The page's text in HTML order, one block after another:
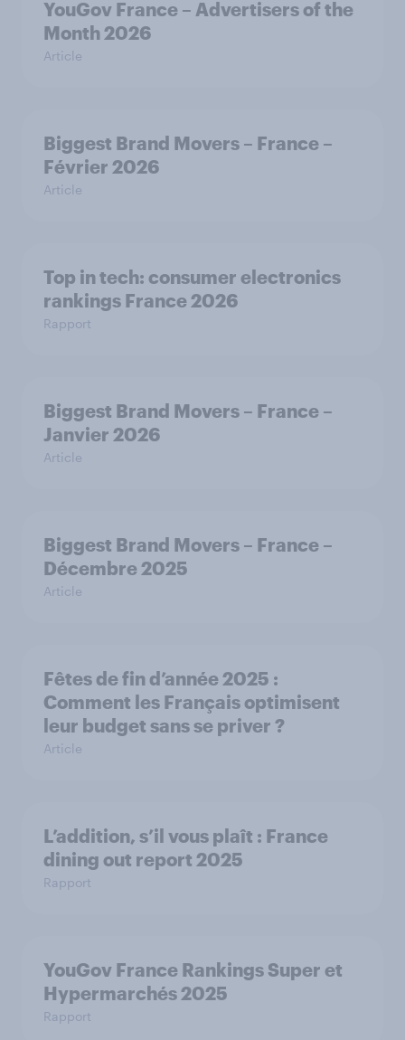
YouGov France – Advertisers of the
Month 2026
Article
Biggest Brand Movers – France –
Février 2026
Article
Top in tech: consumer electronics
rankings France 2026
Rapport
Biggest Brand Movers – France –
Janvier 2026
Article
Biggest Brand Movers – France –
Décembre 2025
Article
Fêtes de fin d’année 2025 :
Comment les Français optimisent
leur budget sans se priver ?
Article
L’addition, s’il vous plaît : France
dining out report 2025​
Rapport
YouGov France Rankings Super et
Hypermarchés 2025
Rapport